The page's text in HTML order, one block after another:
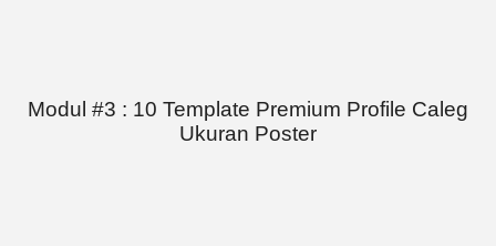
Modul #3 : 10 Template Premium Profile Caleg
Ukuran Poster